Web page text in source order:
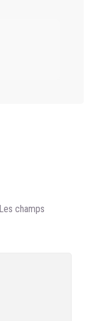
Les champs